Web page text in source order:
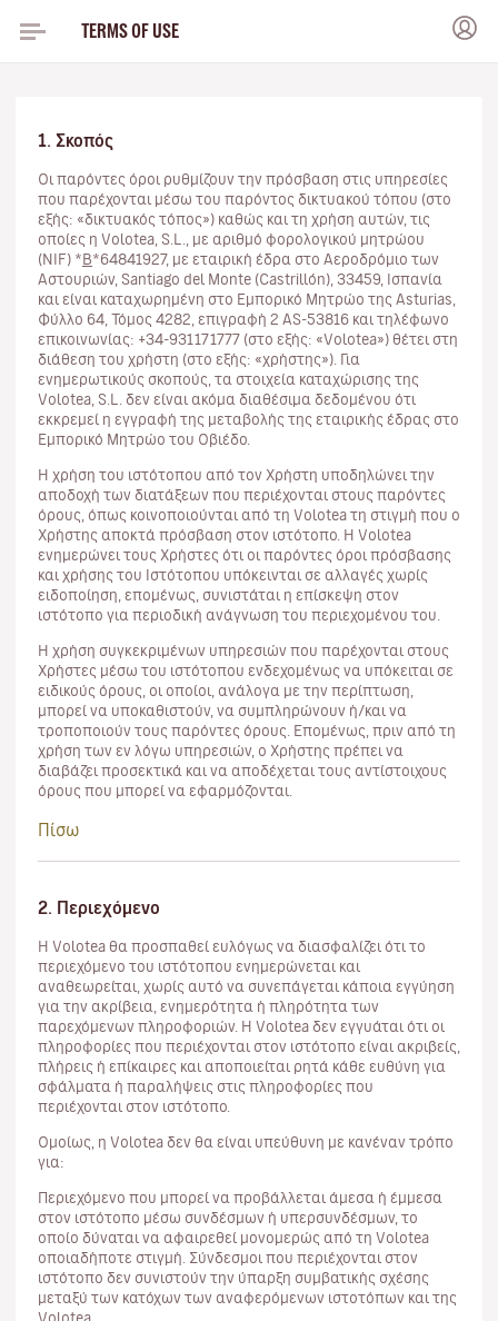
TERMS OF USE
1. Σκοπός
Οι παρόντες όροι ρυθμίζουν την πρόσβαση στις υπηρεσίες
που παρέχονται μέσω του παρόντος δικτυακού τόπου (στο
εξής: «δικτυακός τόπος») καθώς και τη χρήση αυτών, τις
οποίες η Volotea, S.L., με αριθμό φορολογικού μητρώου
(NIF) * B*64841927, με εταιρική έδρα στο Αεροδρόμιο των
Αστουριών, Santiago del Monte (Castrillón), 33459, Ισπανία
και είναι καταχωρημένη στο Εμπορικό Μητρώο της Asturias,
Φύλλο 64, Τόμος 4282, επιγραφή 2 AS-53816 και τηλέφωνο
επικοινωνίας: +34-931171777 (στο εξής: «Volotea») θέτει στη
διάθεση του χρήστη (στο εξής: «χρήστης»). Για
ενημερωτικούς σκοπούς, τα στοιχεία καταχώρισης της
Volotea, S.L. δεν είναι ακόμα διαθέσιμα δεδομένου ότι
εκκρεμεί η εγγραφή της μεταβολής της εταιρικής έδρας στο
Εμπορικό Μητρώο του Οβιέδο.
Η χρήση του ιστότοπου από τον Χρήστη υποδηλώνει την
αποδοχή των διατάξεων που περιέχονται στους παρόντες
όρους, όπως κοινοποιούνται από τη Volotea τη στιγμή που ο
Χρήστης αποκτά πρόσβαση στον ιστότοπο. Η Volotea
ενημερώνει τους Χρήστες ότι οι παρόντες όροι πρόσβασης
και χρήσης του Ιστότοπου υπόκεινται σε αλλαγές χωρίς
ειδοποίηση, επομένως, συνιστάται η επίσκεψη στον
ιστότοπο για περιοδική ανάγνωση του περιεχομένου του.
Η χρήση συγκεκριμένων υπηρεσιών που παρέχονται στους
Χρήστες μέσω του ιστότοπου ενδεχομένως να υπόκειται σε
ειδικούς όρους, οι οποίοι, ανάλογα με την περίπτωση,
μπορεί να υποκαθιστούν, να συμπληρώνουν ή/και να
τροποποιούν τους παρόντες όρους. Επομένως, πριν από τη
χρήση των εν λόγω υπηρεσιών, ο Χρήστης πρέπει να
διαβάζει προσεκτικά και να αποδέχεται τους αντίστοιχους
όρους που μπορεί να εφαρμόζονται.
Πίσω
2. Περιεχόμενο
Η Volotea θα προσπαθεί ευλόγως να διασφαλίζει ότι το
περιεχόμενο του ιστότοπου ενημερώνεται και
αναθεωρείται, χωρίς αυτό να συνεπάγεται κάποια εγγύηση
για την ακρίβεια, ενημερότητα ή πληρότητα των
παρεχόμενων πληροφοριών. Η Volotea δεν εγγυάται ότι οι
πληροφορίες που περιέχονται στον ιστότοπο είναι ακριβείς,
πλήρεις ή επίκαιρες και αποποιείται ρητά κάθε ευθύνη για
σφάλματα ή παραλήψεις στις πληροφορίες που
περιέχονται στον ιστότοπο.
Ομοίως, η Volotea δεν θα είναι υπεύθυνη με κανέναν τρόπο
για:
Περιεχόμενο που μπορεί να προβάλλεται άμεσα ή έμμεσα
στον ιστότοπο μέσω συνδέσμων ή υπερσυνδέσμων, το
οποίο δύναται να αφαιρεθεί μονομερώς από τη Volotea
οποιαδήποτε στιγμή. Σύνδεσμοι που περιέχονται στον
ιστότοπο δεν συνιστούν την ύπαρξη συμβατικής σχέσης
μεταξύ των κατόχων των αναφερόμενων ιστοτόπων και της